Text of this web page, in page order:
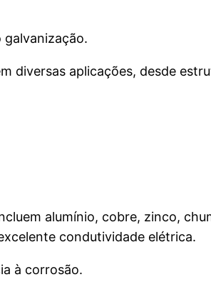
diversas aplicações, desde
alumínio, cobre, zinco,
condutividade elétrica.
à corrosão.